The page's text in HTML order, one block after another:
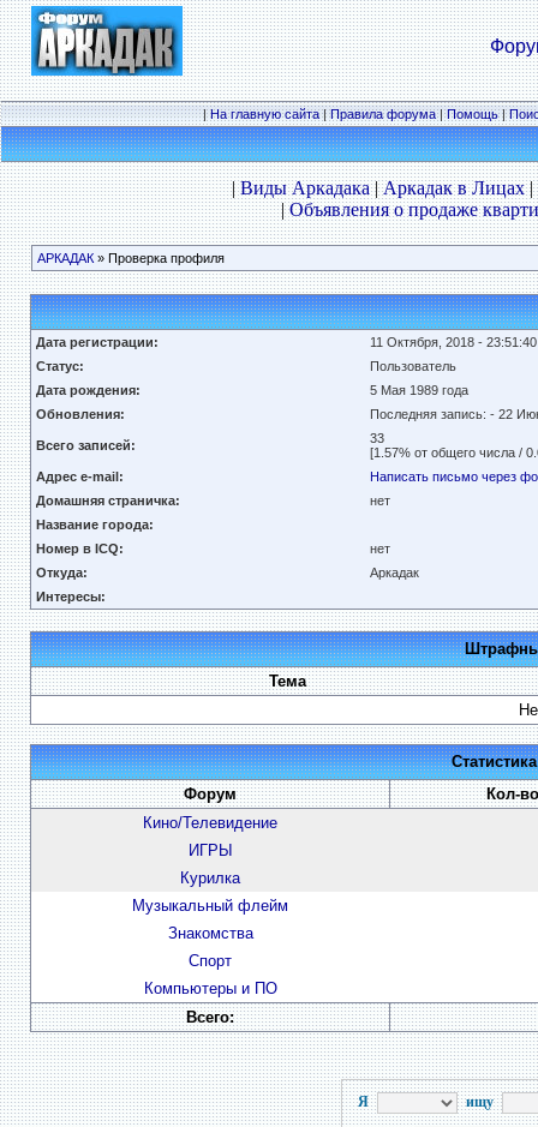
|На главную сайта|Правила форума|Помощь|
|Виды Аркадака|Аркадак в Лицах|
|Объявления о продаже
АРКАДАК» Проверка профиля
Дата регистрации:
11 Октября, 2018 - 23:51:40
Статус:
Пользователь
Дата рождения:
5 Мая1989 года
Обновления:
Последняя запись: - 22
Всего записей:
33
[1.57% от общего числа /
Адрес e-mail:
Написать письмо через
Домашняя страничка:
нет
Название города:
Номер в ICQ:
нет
Откуда:
Аркадак
Интересы:
Тема
Форум
Кол-
Кино/Телевидение
ИГРЫ
Курилка
Музыкальный флейм
Знакомства
Спорт
Компьютеры и ПО
Всего:
Я ищу